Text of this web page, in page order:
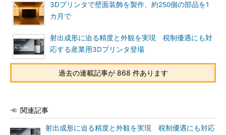
3Dプリンタで壁面装飾を製作、約250個の部品を1
カ月で
射出成形に迫る精度と外観を実現 税制優遇にも対
応する産業用3Dプリンタ登場
過去の連載記事が 868 件あります
関連記事
射出成形に迫る精度と外観を実現 税制優遇にも対応